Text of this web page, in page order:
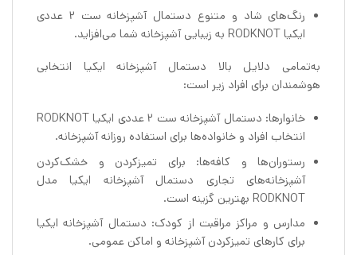
رنگ‌های شاد و متنوع دستمال آشپزخانه ست 2 عددی
ایکیا RODKNOT به زیبایی آشپزخانه شما می‌افزاید.
به‌تمامی دلایل بالا دستمال آشپزخانه ایکیا انتخابی
هوشمندان برای افراد زیر است:
خانوارها: دستمال آشپزخانه ست 2 عددی ایکیا RODKNOT
انتخاب افراد و خانواده‌ها برای استفاده روزانه آشپزخانه.
رستوران‌ها و کافه‌ها: برای تمیزکردن و خشک‌کردن
آشپزخانه‌های تجاری دستمال آشپزخانه ایکیا مدل
RODKNOT بهترین گزینه است.
مدارس و مراکز مراقبت از کودک: دستمال آشپزخانه ایکیا
برای کارهای تمیزکردن آشپزخانه و اماکن عمومی.